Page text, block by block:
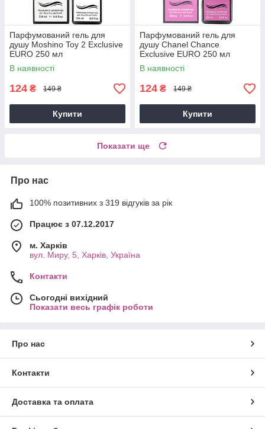
Парфумований гель для
душу Moshino Toy 2 Exclusive
EURO 250 мл
В наявності
124 ₴ 149 ₴
Купити
Парфумований гель для
душу Chanel Chance
Exclusive EURO 250 мл
В наявності
124 ₴ 149 ₴
Купити
Показати ще
Про нас
100% позитивних з 319 відгуків за рік
Працює з 07.12.2017
м. Харків
вул. Миру, 5, Харків, Україна
Контакти
Сьогодні вихідний
Показати весь графік роботи
Про нас
Контакти
Доставка та оплата